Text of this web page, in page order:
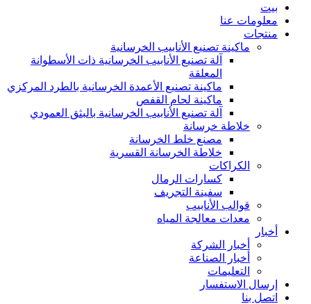
بيت
معلومات عنا
منتجات
ماكينة تصنيع الأنابيب الخرسانية
آلة تصنيع الأنابيب الخرسانية ذات الأسطوانة
المعلقة
ماكينة تصنيع الأعمدة الخرسانية بالطرد المركزي
ماكينة لحام القفص
آلة تصنيع الأنابيب الخرسانية بالبثق العمودي
خلاطة خرسانة
مصنع خلط الخرسانة
خلاطة الخرسانة القسرية
الكراكات
كسارات الرمال
سفينة التجريف
قوالب الأنابيب
معدات معالجة المياه
أخبار
أخبار الشركة
أخبار الصناعة
التعليمات
إرسال الاستفسار
اتصل بنا